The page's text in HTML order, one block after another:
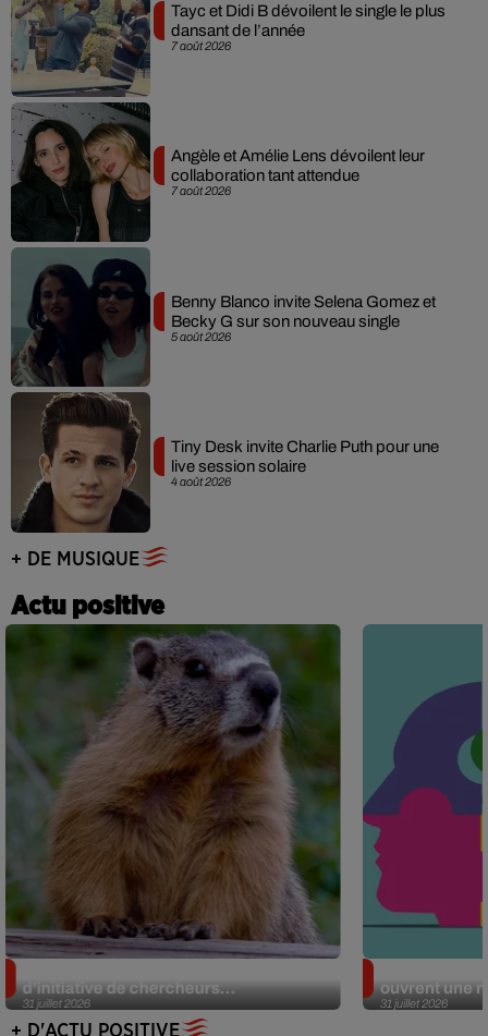
7 août 2026
Tayc et Didi B dévoilent le single le plus
dansant de l’année
7 août 2026
Angèle et Amélie Lens dévoilent leur
collaboration tant attendue
5 août 2026
Benny Blanco invite Selena Gomez et
Becky G sur son nouveau single
4 août 2026
Tiny Desk invite Charlie Puth pour une
live session solaire
+ DE MUSIQUE
Actu positive
31 juillet 2026
d’initiative de chercheurs...
31 juillet 2026
ouvrent une
+ D'ACTU POSITIVE